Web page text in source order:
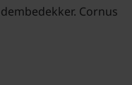
Cornus